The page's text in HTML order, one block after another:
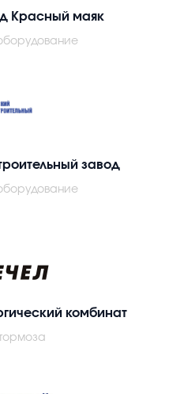
Красный маяк
завод
комбинат